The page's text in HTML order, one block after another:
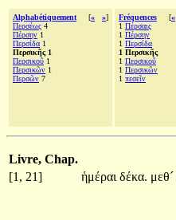
Alphabétiquement [« »]
Περσέως 4
Πέρσην 1
Περσίδα 1
Περσικῆς 1
Περσικοῦ 1
Περσικῶν 1
Περσῶν 7
Fréquences [«
1 Πέρσαις
1 Πέρσην
1 Περσίδα
1 Περσικῆς
1 Περσικοῦ
1 Περσικῶν
1 πεσεῖν
Livre, Chap.
[1, 21]
ἡμέραι δέκα. μεθ´